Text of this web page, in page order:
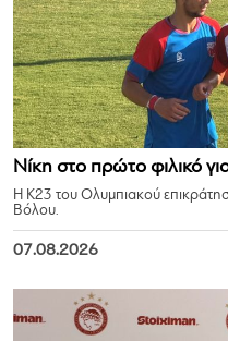
Νίκη στο πρώτο φιλικό
Η Κ23 του Ολυμπιακού
Βόλου.
07.08.2026